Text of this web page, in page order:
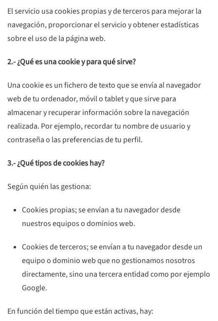
El servicio usa cookies propias y de terceros para mejorar la
navegación, proporcionar el servicio y obtener estadísticas
sobre el uso de la página web.
2.- ¿Qué es una cookie y para qué sirve?
Una cookie es un fichero de texto que se envía al navegador
web de tu ordenador, móvil o tablet y que sirve para
almacenar y recuperar información sobre la navegación
realizada. Por ejemplo, recordar tu nombre de usuario y
contraseña o las preferencias de tu perfil.
3.- ¿Qué tipos de cookies hay?
Según quién las gestiona:
Cookies propias; se envían a tu navegador desde
nuestros equipos o dominios web.
Cookies de terceros; se envían a tu navegador desde un
equipo o dominio web que no gestionamos nosotros
directamente, sino una tercera entidad como por ejemplo
Google.
En función del tiempo que están activas, hay: